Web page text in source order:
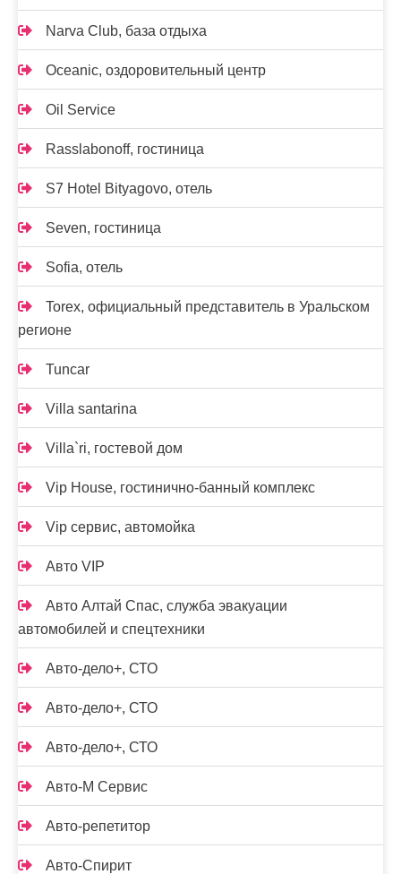
Narva Club, база отдыха
Oceanic, оздоровительный центр
Oil Service
Rasslabonoff, гостиница
S7 Hotel Bityagovo, отель
Seven, гостиница
Sofia, отель
Torex, официальный представитель в Уральском
регионе
Tuncar
Villa santarina
Villa`ri, гостевой дом
Vip House, гостинично-банный комплекс
Vip сервис, автомойка
Авто VIP
Авто Алтай Спас, служба эвакуации
автомобилей и спецтехники
Авто-дело+, СТО
Авто-дело+, СТО
Авто-дело+, СТО
Авто-М Сервис
Авто-репетитор
Авто-Спирит